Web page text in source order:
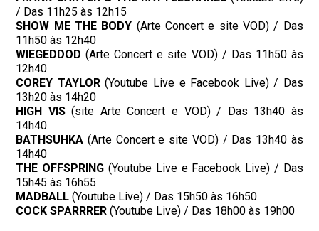
/ Das 11h25 às 12h15
SHOW ME THE BODY (Arte Concert e site VOD) / Das
11h50 às 12h40
WIEGEDDOD (Arte Concert e site VOD) / Das 11h50 às
12h40
COREY TAYLOR(Youtube Live e Facebook Live) / Das
13h20 às 14h20
HIGH VIS(site Arte Concert e VOD) / Das 13h40 às
14h40
BATHSUHKA (Arte Concert e site VOD) / Das 13h40 às
14h40
THE OFFSPRING (Youtube Live e Facebook Live) / Das
15h45 às 16h55
MADBALL (Youtube Live) / Das 15h50 às 16h50
COCK SPARRRER (Youtube Live) / Das 18h00 às 19h00